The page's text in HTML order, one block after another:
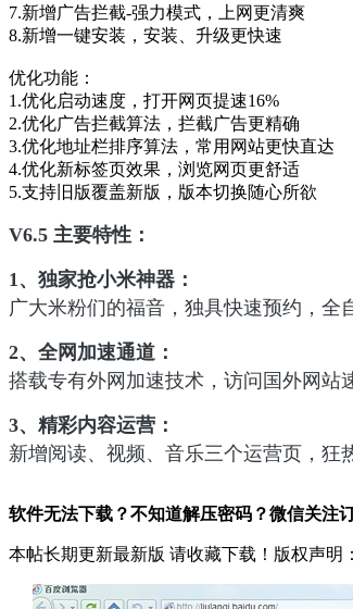
7.新增广告拦截-强力模式，上网更清爽
8.新增一键安装，安装、升级更快速
优化功能：
1.优化启动速度，打开网页提速16%
2.优化广告拦截算法，拦截广告更精确
3.优化地址栏排序算法，常用网站更快直达
4.优化新标签页效果，浏览网页更舒适
5.支持旧版覆盖新版，版本切换随心所欲
V6.5 主要特性：
1、独家抢小米神器：
广大米粉们的福音，独具快速预约，全
2、全网加速通道 ：
搭载专有外网加速技术，访问国外网站
3、精彩内容运营：
新增阅读、视频、音乐三个运营页，
软件无法下载？不知道解压密码？微信关注
本帖长期更新最新版 请收藏下载！版权声